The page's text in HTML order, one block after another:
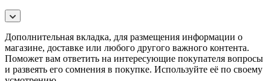
Дополнительная вкладка, для размещения информации о
магазине, доставке или любого другого важного контента.
Поможет вам ответить на интересующие покупателя вопросы
и развеять его сомнения в покупке. Используйте её по своему